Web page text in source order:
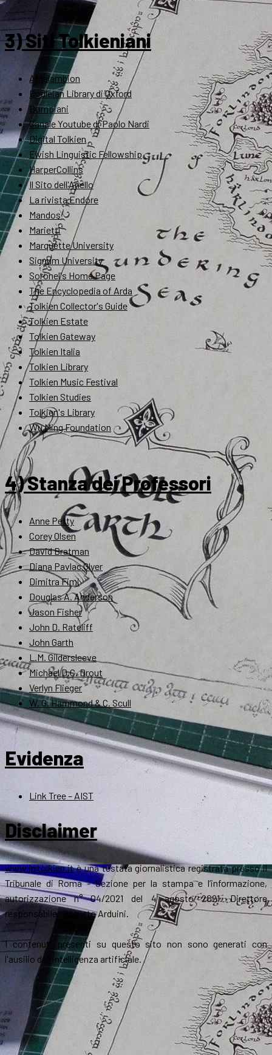
3) Siti Tolkieniani
Ardalambion
Bodleian Library di Oxford
Bompiani
Canale Youtube di Paolo Nardi
Digital Tolkien
Elvish Linguistic Fellowship
HarperCollins
Il Sito dell'Anello
La rivista Endóre
Mandos
Marietti
Marquette University
Signum University
Soronel's Home Page
The Encyclopedia of Arda
Tolkien Collector's Guide
Tolkien Estate
Tolkien Gateway
Tolkien Italia
Tolkien Library
Tolkien Music Festival
Tolkien Studies
Tolkien's Library
Wu Ming Foundation
4) Stanza dei Professori
Anne Petty
Corey Olsen
David Bratman
Diana Pavlac Glyer
Dimitra Fimi
Douglas A. Anderson
Jason Fisher
John D. Rateliff
John Garth
L.M. Gildersleeve
Michael D.C. Drout
Verlyn Flieger
W. G. Hammond & C. Scull
Evidenza
Link Tree – AIST
Disclaimer
www.jrrtolkien.itè una testata giornalistica registrata presso il
Tribunale di Roma - Sezione per la stampa e l’informazione,
autorizzazione n° 04/2021 del 4 agosto 2021. Direttore
responsabile: Roberto Arduini.
I contenuti presenti su questo sito non sono generati con
l'ausilio dell'intelligenza artificiale.